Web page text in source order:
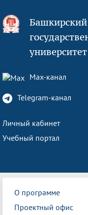
Башкирский
университет
Max-канал
Telegram-канал
Личный кабинет
Учебный портал
О программе
Проектный офис